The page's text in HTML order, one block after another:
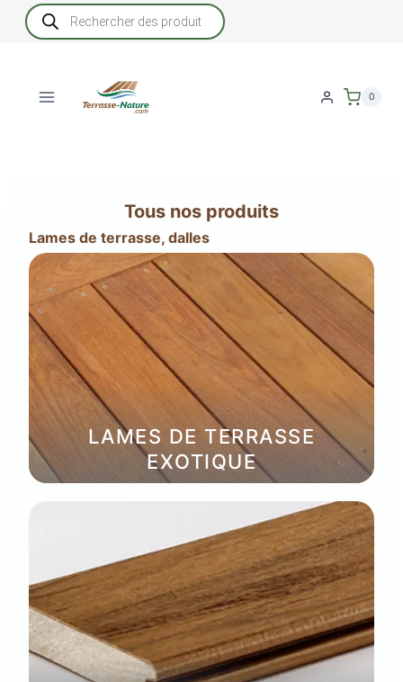
Recherche
de
produits
0
Tous nos produits
Lames de terrasse, dalles
LAMES DE TERRASSE
EXOTIQUE